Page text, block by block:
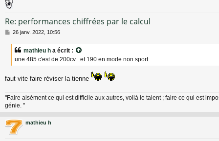
Re: performances chiffrées par le calcul
M
26 janv. 2022, 10:56
mathieu h a écrit :
une 485 c'est de 200cv ..et 190 en mode non sport
faut vite faire réviser la tienne
"Faire aisément ce qui est difficile aux autres, voilà le talent ; faire ce qui est
génie. "
mathieu h